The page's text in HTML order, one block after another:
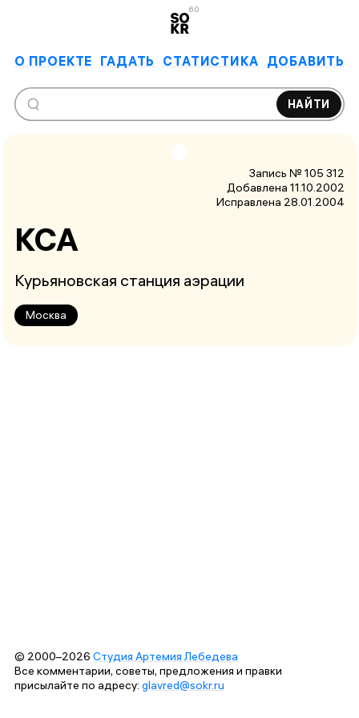
6.0
О ПРОЕКТЕ ГАДАТЬ СТАТИСТИКА ДОБАВИТЬ
НАЙТИ
Запись № 105 312
Добавлена 11.10.2002
Исправлена 28.01.2004
КСА
Курьяновская станция аэрации
Москва
© 2000–2026 Студия Артемия Лебедева
Все комментарии, советы, предложения и правки
присылайте по адресу: glavred@sokr.ru